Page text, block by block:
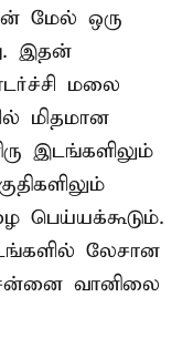
மேல் ஒரு
இதன்
மலை
மிதமான
இடங்களிலும்
பெய்யக்கூடும்.
லேசான
வானிலை